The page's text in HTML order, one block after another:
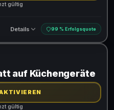
gültig
Details 99 % Erfolgsquote
auf Küchengeräte
gültig